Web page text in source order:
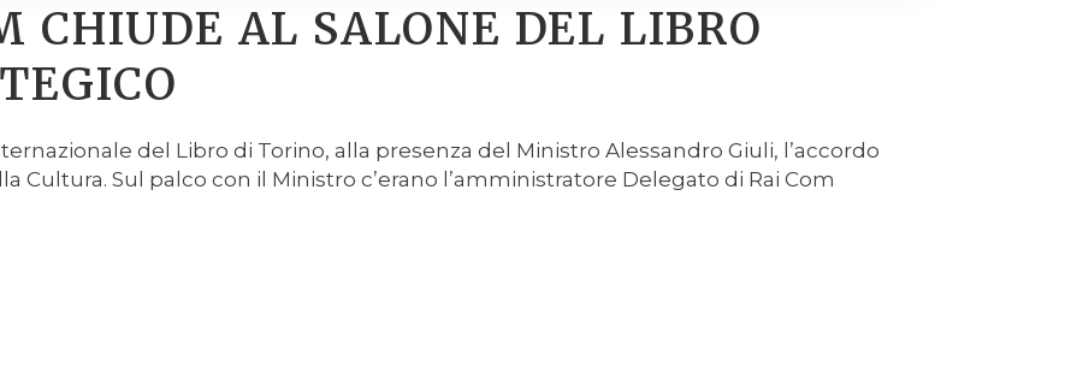
CHIUDE AL SALONE DEL LIBRO
del Libro di Torino, alla presenza del Ministro Alessandro Giuli, l’accordo
Cultura. Sul palco con il Ministro c’erano l’amministratore Delegato di Rai Com